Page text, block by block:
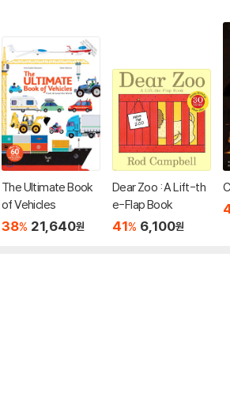
The Ultimate Book
of Vehicles
38% 21,640원
Dear Zoo : A Lift-th
e-Flap Book
41% 6,100원